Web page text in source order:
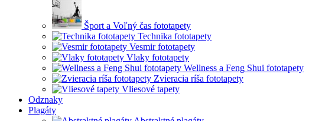
Šport a Voľný čas fototapety
Technika fototapety
Vesmir fototapety
Vlaky fototapety
Wellness a Feng Shui fototapety
Zvieracia ríša fototapety
Vliesové tapety
Odznaky
Plagáty